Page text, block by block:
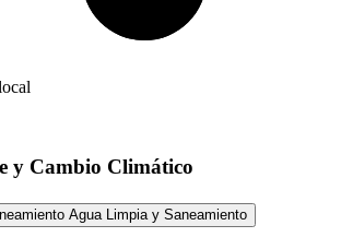
y Cambio Climático
Agua Limpia y Saneamiento